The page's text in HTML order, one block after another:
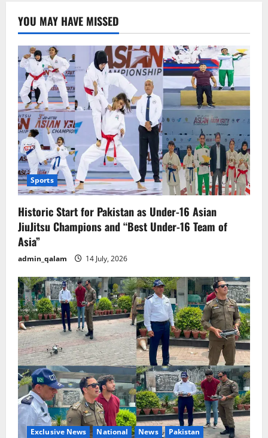
YOU MAY HAVE MISSED
Sports
Historic Start for Pakistan as Under-16 Asian
JiuJitsu Champions and “Best Under-16 Team of
Asia”
admin_qalam 14 July, 2026
Exclusive News National News Pakistan